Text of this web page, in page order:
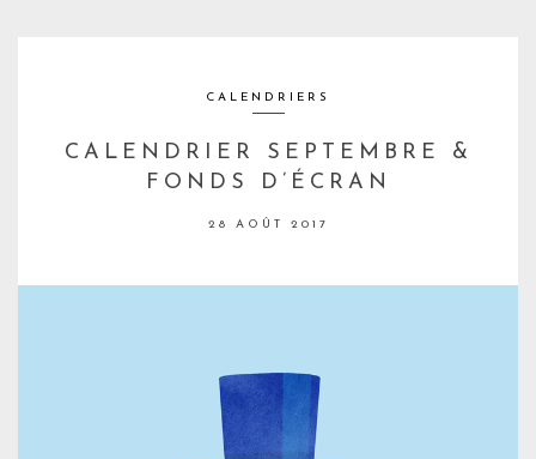
CALENDRIERS
CALENDRIER SEPTEMBRE &
FONDS D’ÉCRAN
28 AOÛT 2017